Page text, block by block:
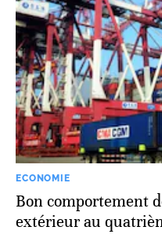
ECONOMIE
Bon comportement
extérieur au